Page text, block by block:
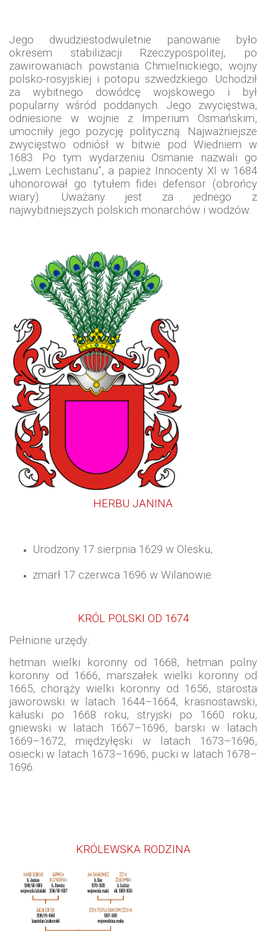
Jego dwudziestodwuletnie panowanie było
okresem stabilizacji Rzeczypospolitej, po
zawirowaniach powstania Chmielnickiego, wojny
polsko-rosyjskiej i potopu szwedzkiego. Uchodził
za wybitnego dowódcę wojskowego i był
popularny wśród poddanych. Jego zwycięstwa,
odniesione w wojnie z Imperium Osmańskim,
umocniły jego pozycję polityczną. Najważniejsze
zwycięstwo odniósł w bitwie pod Wiedniem w
1683. Po tym wydarzeniu Osmanie nazwali go
„Lwem Lechistanu”, a papież Innocenty XI w 1684
uhonorował go tytułem fidei defensor (obrońcy
wiary). Uważany jest za jednego z
najwybitniejszych polskich monarchów i wodzów.
HERBU JANINA
Urodzony 17 sierpnia 1629 w Olesku,
zmarł 17 czerwca 1696 w Wilanowie.
KRÓL POLSKI OD 1674
Pełnione urzędy:
hetman wielki koronny od 1668, hetman polny
koronny od 1666, marszałek wielki koronny od
1665, chorąży wielki koronny od 1656, starosta
jaworowski w latach 1644–1664, krasnostawski,
kałuski po 1668 roku, stryjski po 1660 roku,
gniewski w latach 1667–1696, barski w latach
1669–1672, międzyłęski w latach 1673–1696,
osiecki w latach 1673–1696, pucki w latach 1678–
1696.
KRÓLEWSKA RODZINA